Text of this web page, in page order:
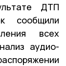
ДТП
сообщили
всех
аудио-